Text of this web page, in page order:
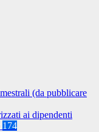
(da pubblicare
ai dipendenti
174